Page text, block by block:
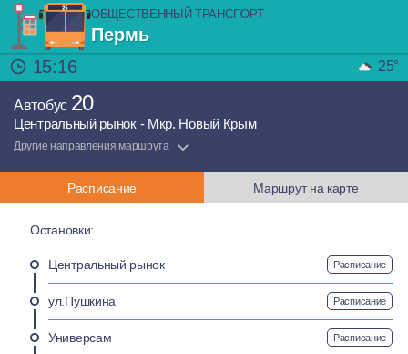
ОБЩЕСТВЕННЫЙ ТРАНСПОРТ
Пермь
15:16
25°
Автобус 20
Центральный рынок - Мкр. Новый Крым
Другие направления маршрута
Расписание Маршрут на карте
Остановки:
Центральный рынок Расписание
ул.Пушкина Расписание
Универсам Расписание